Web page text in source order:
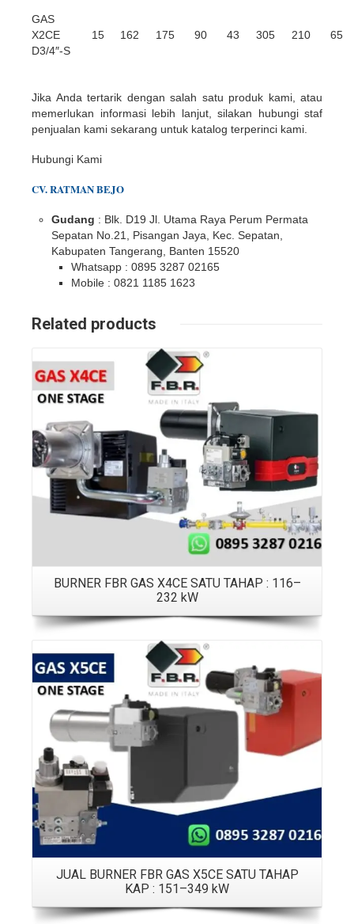
GAS
X2CE
D3/4″-S
15 162 175 90 43 305 210 65
Jika Anda tertarik dengan salah satu produk kami, atau
memerlukan informasi lebih lanjut, silakan hubungi staf
penjualan kami sekarang untuk katalog terperinci kami.
Hubungi Kami
CV. RATMAN BEJO
Gudang : Blk. D19 Jl. Utama Raya Perum Permata
Sepatan No.21, Pisangan Jaya, Kec. Sepatan,
Kabupaten Tangerang, Banten 15520
Whatsapp : 0895 3287 02165
Mobile : 0821 1185 1623
Related products
Details
BURNER FBR GAS X4CE SATU TAHAP : 116–
232 kW
Details
JUAL BURNER FBR GAS X5CE SATU TAHAP
KAP : 151–349 kW